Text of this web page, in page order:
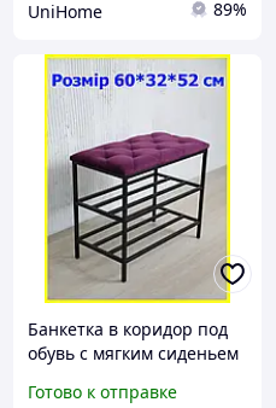
UniHome 89%
Банкетка в коридор под
обувь с мягким сиденьем
60*32*52 см фиолетовая,
Готово к отправке